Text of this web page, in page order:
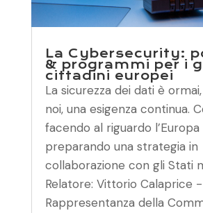
La Cybersecurity:
& programmi per i
cittadini europei
La sicurezza dei dati è
noi, una esigenza continua.
facendo al riguardo
preparando una strategia in
collaborazione con gli Stati
Relatore: Vittorio Calaprice -
Rappresentanza della